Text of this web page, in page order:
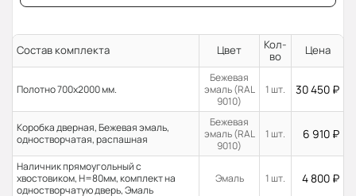
Состав комплекта Цвет
Кол-
во
Цена
Полотно 700x2000 мм.
Бежевая
эмаль (RAL
9010)
1 шт. 30 450 ₽
Коробка дверная, Бежевая эмаль,
одностворчатая, распашная
Бежевая
эмаль (RAL
9010)
1 шт. 6 910 ₽
Наличник прямоугольный с
хвостовиком, H=80мм, комплект на
одностворчатую дверь, Эмаль
Эмаль 1 шт. 4 800 ₽